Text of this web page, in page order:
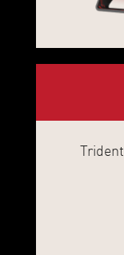
Trident